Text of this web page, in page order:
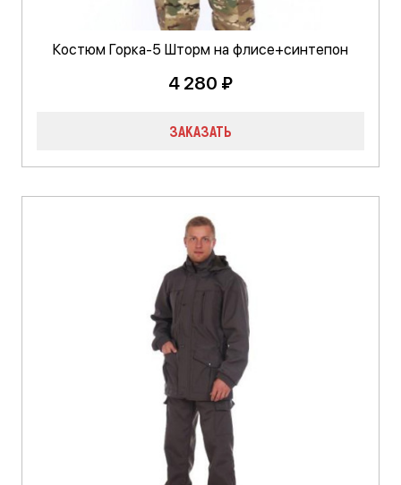
Костюм Горка-5 Шторм на флисе+синтепон
4 280 ₽
ЗАКАЗАТЬ